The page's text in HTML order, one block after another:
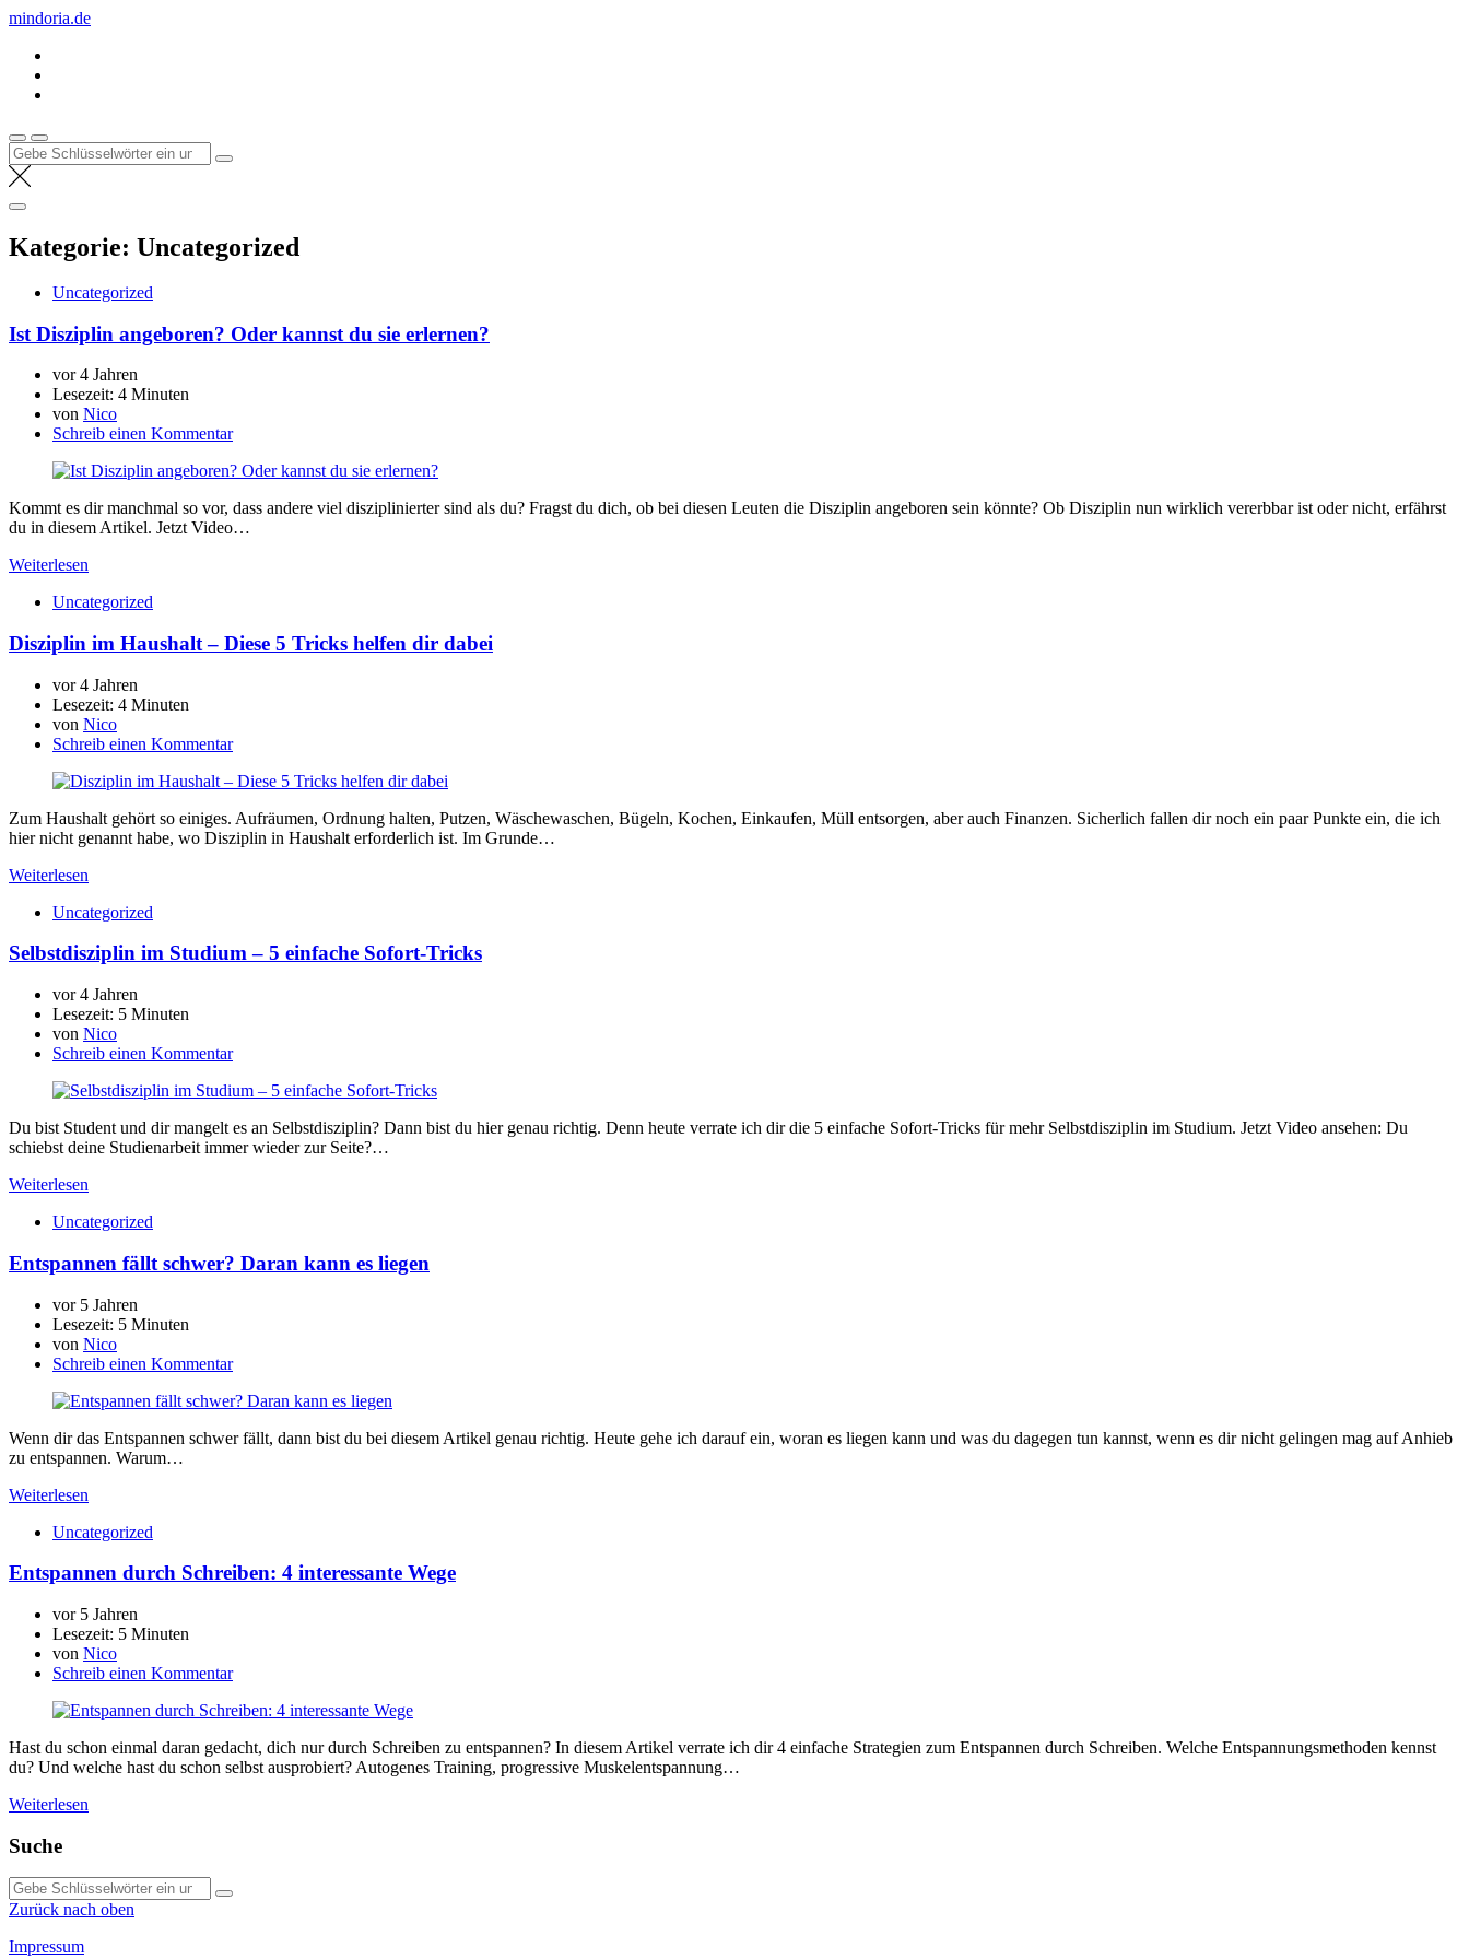
Zum
springen
mindoria.de
Suche
nach:
Kategorie: Uncategorized
Uncategorized
Ist Disziplin angeboren? Oder kannst du sie erlernen?
vor 4 Jahren
Lesezeit: 4 Minuten
von Nico
Schreib einen Kommentar
Kommt es dir manchmal so vor, dass andere viel disziplinierter sind als du? Fragst du dich, ob bei diesen Leuten die Disziplin angeboren sein könnte? Ob Disziplin nun wirklich vererbbar ist oder nicht, erfährst
du in diesem Artikel. Jetzt Video…
Weiterlesen
Uncategorized
Disziplin im Haushalt – Diese 5 Tricks helfen dir dabei
vor 4 Jahren
Lesezeit: 4 Minuten
von Nico
Schreib einen Kommentar
Zum Haushalt gehört so einiges. Aufräumen, Ordnung halten, Putzen, Wäschewaschen, Bügeln, Kochen, Einkaufen, Müll entsorgen, aber auch Finanzen. Sicherlich fallen dir noch ein paar Punkte ein, die ich
hier nicht genannt habe, wo Disziplin in Haushalt erforderlich ist. Im Grunde…
Weiterlesen
Uncategorized
Selbstdisziplin im Studium – 5 einfache Sofort-Tricks
vor 4 Jahren
Lesezeit: 5 Minuten
von Nico
Schreib einen Kommentar
Du bist Student und dir mangelt es an Selbstdisziplin? Dann bist du hier genau richtig. Denn heute verrate ich dir die 5 einfache Sofort-Tricks für mehr Selbstdisziplin im Studium. Jetzt Video ansehen: Du
schiebst deine Studienarbeit immer wieder zur Seite?…
Weiterlesen
Uncategorized
Entspannen fällt schwer? Daran kann es liegen
vor 5 Jahren
Lesezeit: 5 Minuten
von Nico
Schreib einen Kommentar
Wenn dir das Entspannen schwer fällt, dann bist du bei diesem Artikel genau richtig. Heute gehe ich darauf ein, woran es liegen kann und was du dagegen tun kannst, wenn es dir nicht gelingen mag auf Anhieb
zu entspannen. Warum…
Weiterlesen
Uncategorized
Entspannen durch Schreiben: 4 interessante Wege
vor 5 Jahren
Lesezeit: 5 Minuten
von Nico
Schreib einen Kommentar
Hast du schon einmal daran gedacht, dich nur durch Schreiben zu entspannen? In diesem Artikel verrate ich dir 4 einfache Strategien zum Entspannen durch Schreiben. Welche Entspannungsmethoden kennst
du? Und welche hast du schon selbst ausprobiert? Autogenes Training, progressive Muskelentspannung…
Weiterlesen
Suche
Suche
nach:
Zurück nach oben
Impressum